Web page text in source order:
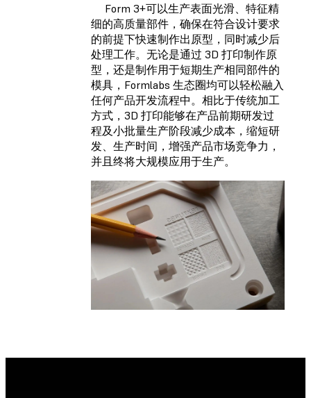
Form 3+可以生产表面光滑、特征精
细的高质量部件，确保在符合设计要求
的前提下快速制作出原型，同时减少后
处理工作。无论是通过 3D 打印制作原
型，还是制作用于短期生产相同部件的
模具，Formlabs 生态圈均可以轻松融入
任何产品开发流程中。相比于传统加工
方式，3D 打印能够在产品前期研发过
程及小批量生产阶段减少成本，缩短研
发、生产时间 ， 增强产品市场竞争力 ，
并且终将大规模应用于生产。